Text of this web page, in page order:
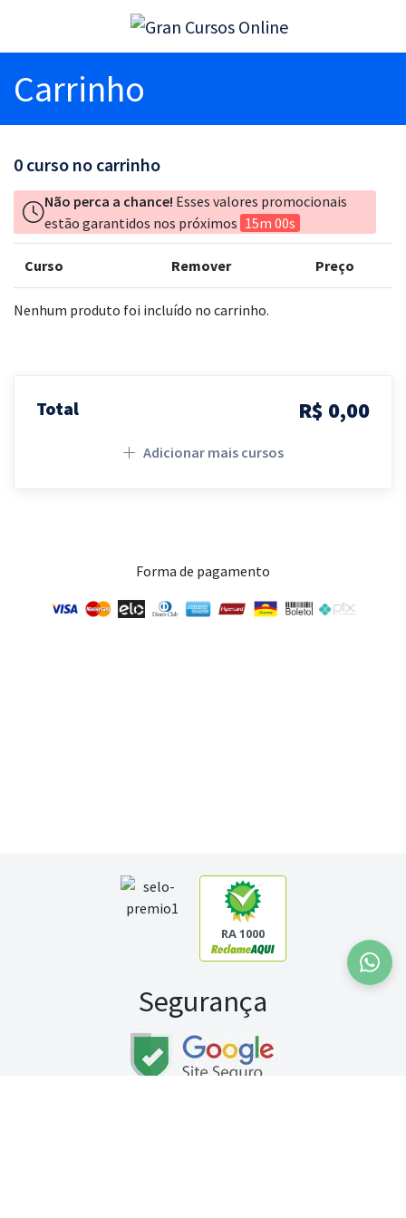
Carrinho
0 curso no carrinho
Não perca a chance! Esses valores promocionais
estão garantidos nos próximos 15m 00s
Curso Remover Preço
Nenhum produto foi incluído no carrinho.
Total R$ 0,00
Adicionar mais cursos
Forma de pagamento
RA 1000
Segurança